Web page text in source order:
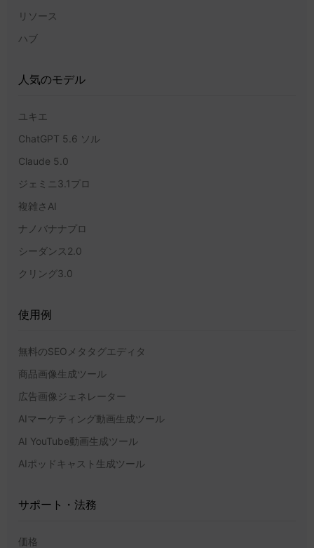
リソース
ハブ
人気のモデル
ユキエ
ChatGPT 5.6 ソル
Claude 5.0
ジェミニ3.1プロ
複雑さAI
ナノバナナプロ
シーダンス2.0
クリング3.0
使用例
無料のSEOメタタグエディタ
商品画像生成ツール
広告画像ジェネレーター
AIマーケティング動画生成ツール
AI YouTube動画生成ツール
AIポッドキャスト生成ツール
サポート・法務
価格